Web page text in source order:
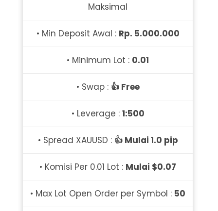
Maksimal
• Min Deposit Awal : Rp. 5.000.000
• Minimum Lot : 0.01
• Swap : 👍 Free
• Leverage : 1:500
• Spread XAUUSD : 👍 Mulai 1.0 pip
• Komisi Per 0.01 Lot : Mulai $0.07
• Max Lot Open Order per Symbol : 50